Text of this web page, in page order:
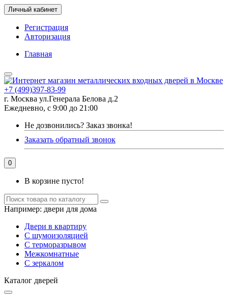
Личный кабинет
Регистрация
Авторизация
Главная
+7 (499)397-83-99
г. Москва ул.Генерала Белова д.2
Ежедневно, с 9:00 до 21:00
Не дозвонились? Заказ звонка!
Заказать обратный звонок
0
В корзине пусто!
Например: двери для дома
Двери в квартиру
С шумоизоляцией
С терморазрывом
Межкомнатные
С зеркалом
Каталог дверей